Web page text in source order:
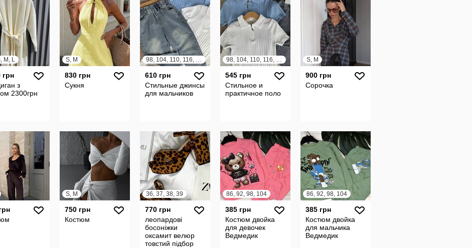
M, L
грн
з
2300грн
S, M
830 грн
Сукня
98, 104, 110, 116, 122, 128, 134, 140
610 грн
Стильные джинсы
для мальчиков
98, 104, 110, 116, 122, 128
545 грн
Стильное и
практичное поло
S, M
900 грн
Сорочка
S, M
750 грн
Костюм
36, 37, 38, 39
770 грн
леопардові
босоніжки
оксамит велюр
товстий підбор
86, 92, 98, 104
385 грн
Костюм двойка
для девочек
Ведмедик
86, 92, 98, 104
385 грн
Костюм двойка
для мальчика
Ведмедик